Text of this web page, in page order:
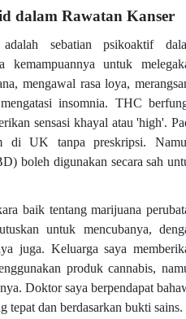
dalam Rawatan Kanser
sebatian psikoaktif
kemampuannya untuk
mengawal rasa loya,
insomnia. THC
sensasi khayal atau 'high'.
di UK tanpa preskripsi.
boleh digunakan secara sah
baik tentang marijuana
untuk mencubanya,
juga. Keluarga saya
produk cannabis,
Doktor saya berpendapat
tepat dan berdasarkan bukti sains.